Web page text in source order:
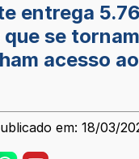
entrega
se
acesso
em: 18/03/